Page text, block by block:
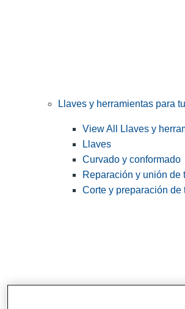
Llaves y herramientas para
View All Llaves y
Llaves
Curvado y conformado
Reparación y unión de
Corte y preparación de